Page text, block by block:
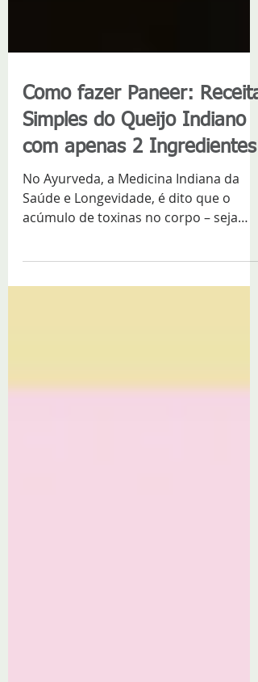
Como fazer Paneer: Receita
Simples do Queijo Indiano
com apenas 2 Ingredientes
No Ayurveda, a Medicina Indiana da
acúmulo de toxinas no corpo – seja
pela poluição do ambiente ou por...